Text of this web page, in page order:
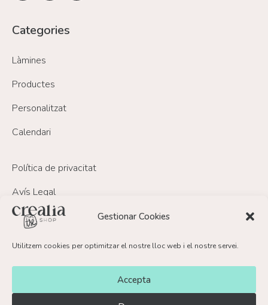
Gestionar Cookies
Utilitzem cookies per optimitzar el nostre lloc web i el nostre servei.
Accepta
Categories
Làmines
Productes
Personalitzat
Calendari
Política de privacitat
Avís Legal
Política de Cookies
Política de devolucions i reemborsament